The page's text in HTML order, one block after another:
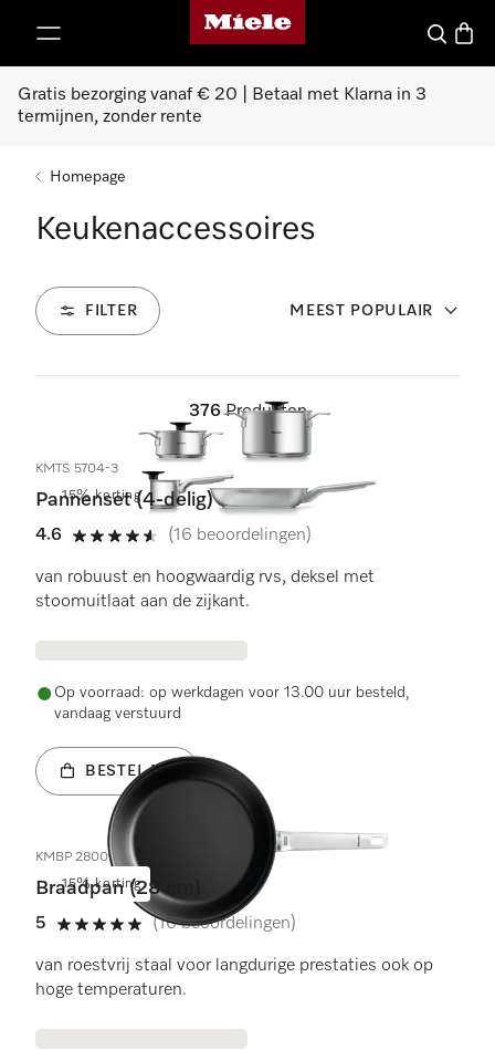
Homepage van Miele
Wat zoek
Gratis bezorging vanaf € 20 | Betaal met Klarna in 3
termijnen, zonder rente
Homepage
Keukenaccessoires
FILTER MEEST POPULAIR
376 Producten
15% korting
KMTS 5704-3
Pannenset (4-delig)
4.6
4.6 sterren op 5
(16 beoordelingen)
van robuust en hoogwaardig rvs, deksel met
stoomuitlaat aan de zijkant.
Op voorraad: op werkdagen voor 13.00 uur besteld,
vandaag verstuurd
BESTEL NU
15% korting
KMBP 2800-3
Braadpan (28 cm)
5
5 sterren op 5
(16 beoordelingen)
van roestvrij staal voor langdurige prestaties ook op
hoge temperaturen.